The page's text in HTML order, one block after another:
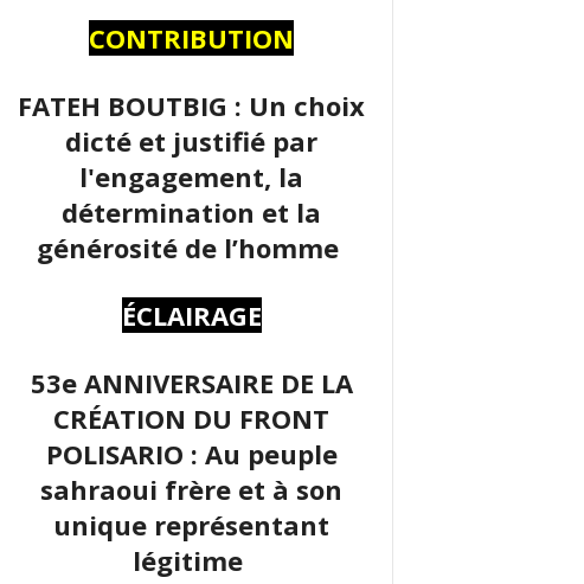
CONTRIBUTION
FATEH BOUTBIG : Un choix
dicté et justifié par
l'engagement, la
détermination et la
générosité de l’homme
ÉCLAIRAGE
53e ANNIVERSAIRE DE LA
CRÉATION DU FRONT
POLISARIO : Au peuple
sahraoui frère et à son
unique représentant
légitime